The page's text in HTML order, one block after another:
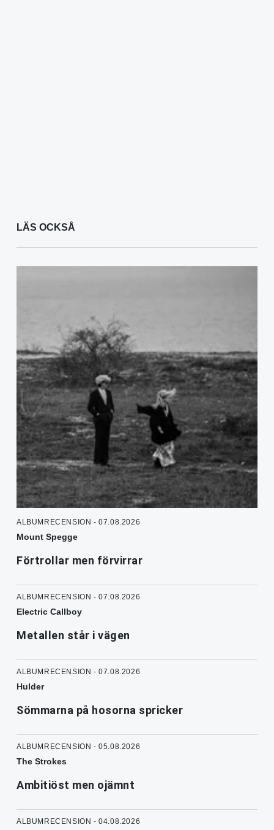
LÄS OCKSÅ
ALBUMRECENSION - 07.08.2026
Mount Spegge
Förtrollar men förvirrar
ALBUMRECENSION - 07.08.2026
Electric Callboy
Metallen står i vägen
ALBUMRECENSION - 07.08.2026
Hulder
Sömmarna på hosorna spricker
ALBUMRECENSION - 05.08.2026
The Strokes
Ambitiöst men ojämnt
ALBUMRECENSION - 04.08.2026